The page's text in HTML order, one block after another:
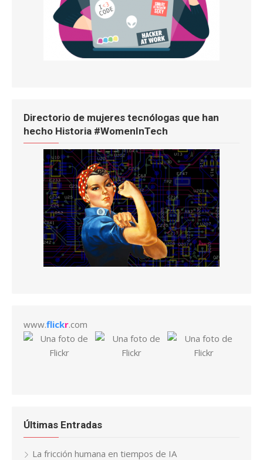
Directorio de mujeres tecnólogas que han
hecho Historia #WomenInTech
www.flickr.com
Últimas Entradas
La fricción humana en tiempos de IA